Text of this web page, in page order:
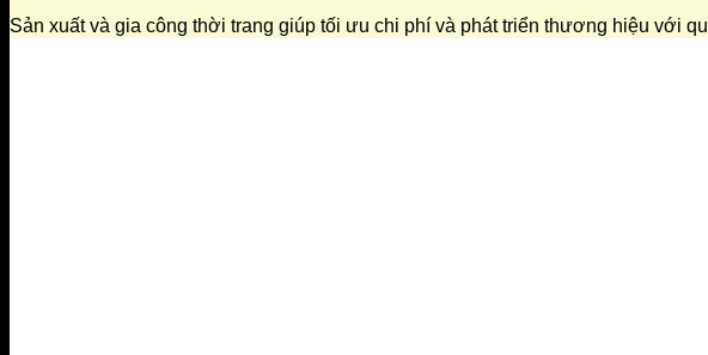
Sản xuất và gia công thời trang giúp tối ưu chi phí và phát triển thương hiệu với